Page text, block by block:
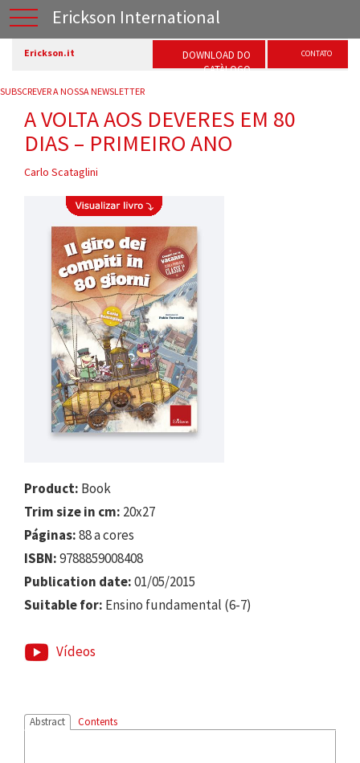
Erickson International
Erickson.it
DOWNLOAD DO
CATÀLOGO
CONTATO
SUBSCREVER A NOSSA NEWSLETTER
A VOLTA AOS DEVERES EM 80
DIAS – PRIMEIRO ANO
Carlo Scataglini
Product: Book
Trim size in cm: 20x27
Páginas:88 a cores
ISBN:9788859008408
Publication date:01/05/2015
Suitable for: Ensino fundamental (6-7)
Vídeos
Abstract Contents